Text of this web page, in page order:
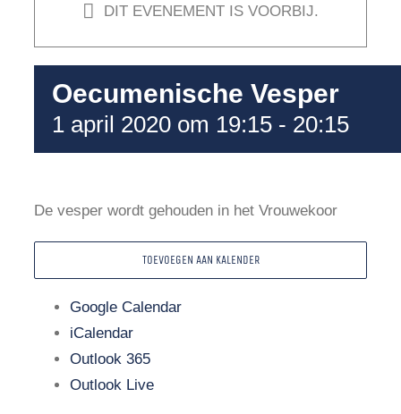
DIT EVENEMENT IS VOORBIJ.
Oecumenische Vesper
1 april 2020 om 19:15 - 20:15
De vesper wordt gehouden in het Vrouwekoor
TOEVOEGEN AAN KALENDER
Google Calendar
iCalendar
Outlook 365
Outlook Live